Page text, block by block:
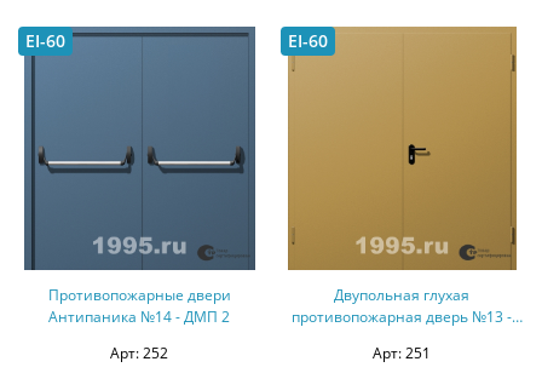
EI-60
Противопожарные двери
Антипаника №14 - ДМП 2
Арт: 252
EI-60
Двупольная глухая
противопожарная дверь №13 -
Арт: 251